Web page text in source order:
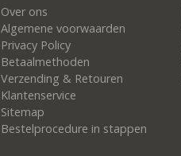
Over ons
Algemene voorwaarden
Privacy Policy
Betaalmethoden
Verzending & Retouren
Klantenservice
Sitemap
Bestelprocedure in stappen